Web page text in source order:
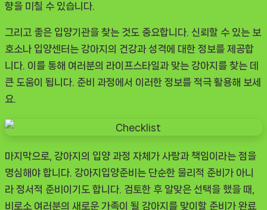
향을 미칠 수 있습니다.
그리고 좋은 입양기관을 찾는 것도 중요합니다. 신뢰할 수 있는 보
호소나 입양센터는 강아지의 건강과 성격에 대한 정보를 제공합
니다. 이를 통해 여러분의 라이프스타일과 맞는 강아지를 찾는 데
큰 도움이 됩니다. 준비 과정에서 이러한 정보를 적극 활용해 보세
요.
마지막으로, 강아지의 입양 과정 자체가 사랑과 책임이라는 점을
명심해야 합니다. 강아지입양준비는 단순한 물리적 준비가 아니
라 정서적 준비이기도 합니다. 검토한 후 알맞은 선택을 했을 때,
비로소 여러분의 새로운 가족이 될 강아지를 맞이할 준비가 완료